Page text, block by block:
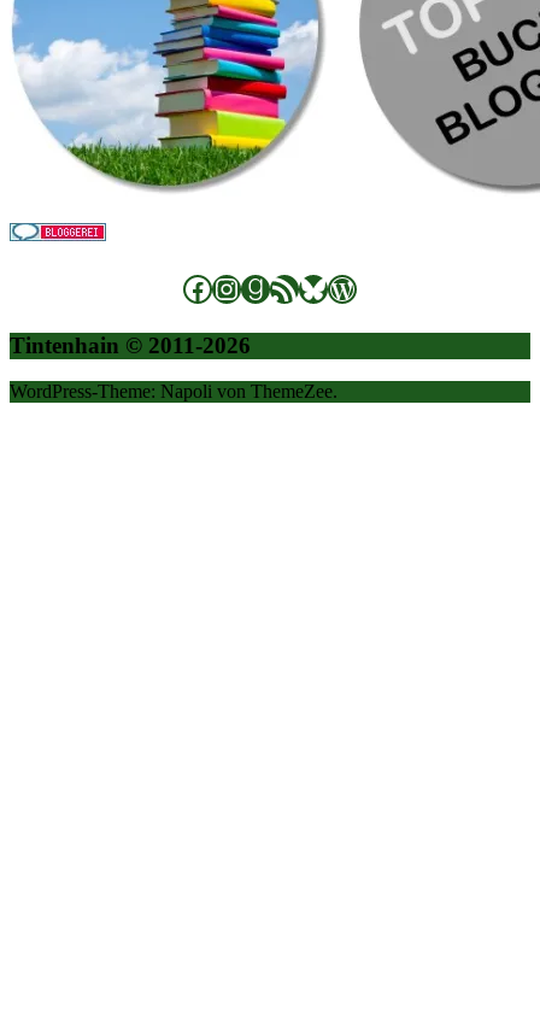
Facebook
Instagram
Goodreads
RSS-FeedBluesky
WordPress
Tintenhain © 2011-2026
WordPress-Theme: Napoli von ThemeZee.